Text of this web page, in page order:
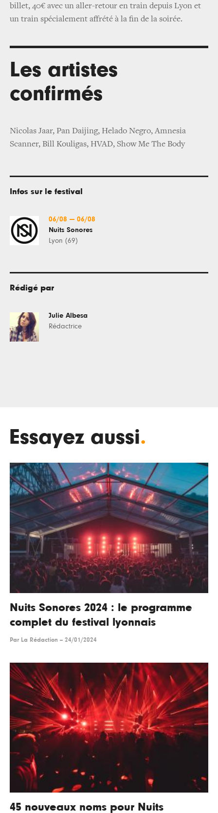
billet, 40€ avec un aller-retour en train depuis Lyon et
un train spécialement affrété à la fin de la soirée.
Les artistes
confirmés
Nicolas Jaar, Pan Daijing, Helado Negro, Amnesia
Scanner, Bill Kouligas, HVAD, Show Me The Body
Infos sur le festival
06/08 — 06/08
Nuits Sonores
Lyon (69)
Rédigé par
Julie Albesa
Rédactrice
Essayez aussi.
Nuits Sonores 2024 : le programme
complet du festival lyonnais
Par La Rédaction -- 24/01/2024
45 nouveaux noms pour Nuits